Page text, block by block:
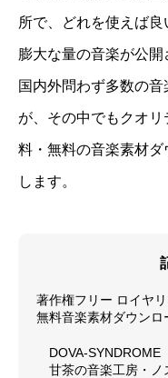
所で、どれを使えば
膨大な量の音楽が公開
国内外問わず多数の
が、その中でもクオ
料・無料の音楽素材
します。
著作権フリー ロイヤ
無料音楽素材ダウンロ
DOVA-SYNDROME
甘茶の音楽工房・ノ